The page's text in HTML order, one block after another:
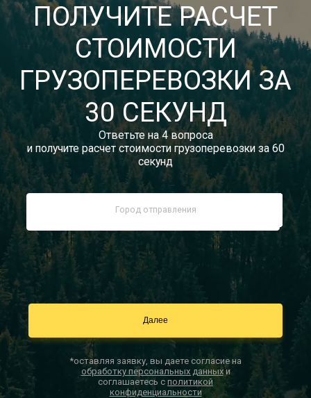
8 (800) 533-86-05
Звонок по России бесплатный
autotransport24@yandex.ru
Заказать звонок
Тарифы
Отзывы
Статьи
Новости
Документы
Контакты
ПОЛУЧИТЕ РАСЧЕТ
СТОИМОСТИ
ГРУЗОПЕРЕВОЗКИ ЗА
30 СЕКУНД
Ответьте на 4 вопроса
и получите расчет стоимости грузоперевозки за 60
секунд
*оставляя заявку, вы даете согласие на
обработку персональных данныхи
соглашаетесь с политикой
конфиденциальности